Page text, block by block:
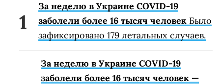
За неделю в Украине COVID-19
заболели более 16 тысяч человек Было
зафиксировано 179 летальных случаев.
За неделю в Украине COVID-19
заболели более 16 тысяч человек —